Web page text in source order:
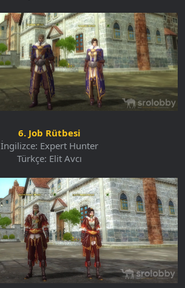
6. Job Rütbesi
İngilizce: Expert Hunter
Türkçe: Elit Avcı